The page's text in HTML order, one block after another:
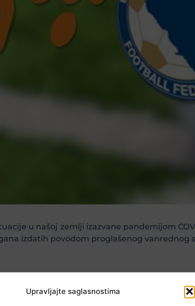
Upravljajte saglasnostima
u našoj zemlji izazvane pandemijom
izdatih povodom proglašenog vanrednog
svih članica UEFA-e,